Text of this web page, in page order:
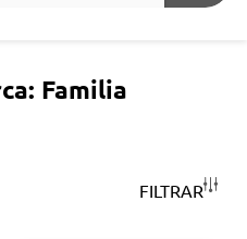
Familia
FILTRAR